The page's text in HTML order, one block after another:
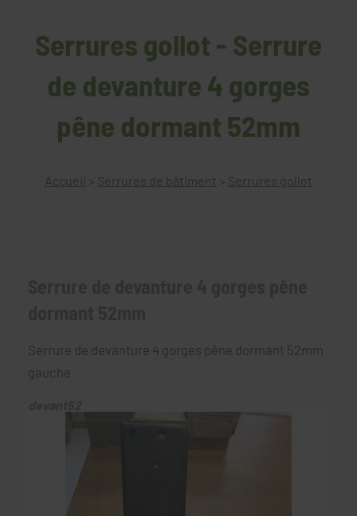
Serrures gollot - Serrure
de devanture 4 gorges
pêne dormant 52mm
Accueil > Serrures de bâtiment > Serrures gollot
Serrure de devanture 4 gorges pêne dormant 52mm
gauche